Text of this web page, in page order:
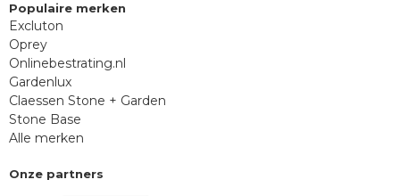
Populaire merken
Excluton
Oprey
Onlinebestrating.nl
Gardenlux
Claessen Stone + Garden
Stone Base
Alle merken
Onze partners